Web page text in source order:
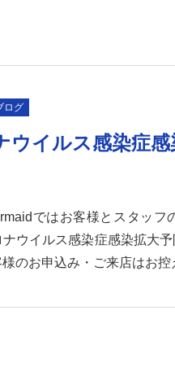
ログ
ウイルス感染症
ではお客様とスタッ
ウイルス感染症感染拡大
のお申込み・ご来店はお